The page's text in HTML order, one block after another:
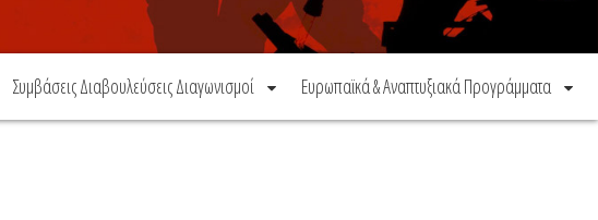
Συμβάσεις Διαβουλεύσεις Διαγωνισμοί Ευρωπαϊκά & Αναπτυξιακά Προγράμματα